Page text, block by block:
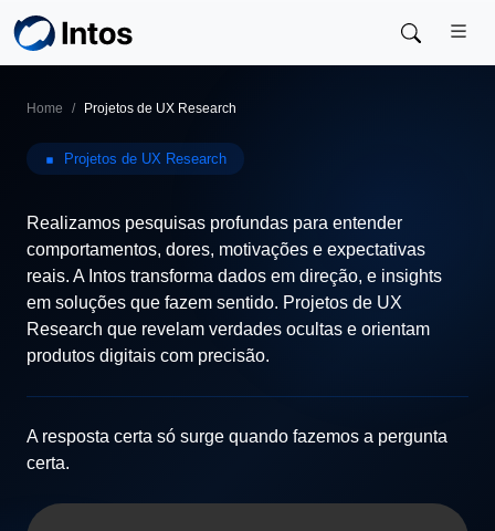
Skip to main content
Home Projetos de UX Research
Projetos de UX Research
Realizamos pesquisas profundas para entender
comportamentos, dores, motivações e expectativas
reais. A Intos transforma dados em direção, e insights
em soluções que fazem sentido. Projetos de UX
Research que revelam verdades ocultas e orientam
produtos digitais com precisão.
A resposta certa só surge quando fazemos a pergunta
certa.